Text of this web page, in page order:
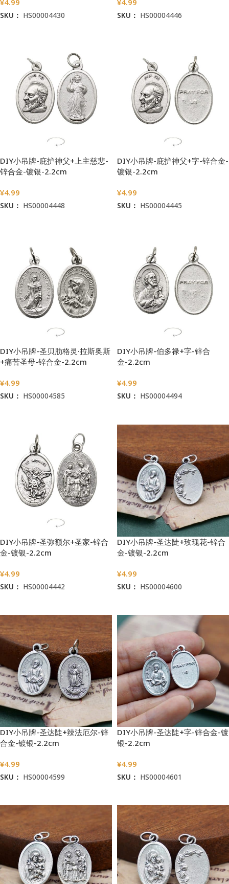
SKU： HS00004430 SKU： HS00004446
DIY小吊牌-庇护神父+上主慈悲-
锌合金-镀银-2.2cm
¥4.99
SKU： HS00004448
DIY小吊牌-庇护神父+字-锌合金-
镀银-2.2cm
¥4.99
SKU： HS00004445
DIY小吊牌-圣贝肋格灵·拉斯奥斯
+痛苦圣母-锌合金-2.2cm
¥4.99
SKU： HS00004585
DIY小吊牌-伯多禄+字-锌合
金-2.2cm
¥4.99
SKU： HS00004494
DIY小吊牌-圣弥额尔+圣家-锌合
金-镀银-2.2cm
¥4.99
SKU： HS00004442
DIY小吊牌-圣达陡+玫瑰花-锌合
金-镀银-2.2cm
¥4.99
SKU： HS00004600
DIY小吊牌-圣达陡+辣法厄尔-锌
合金-镀银-2.2cm
¥4.99
SKU： HS00004599
DIY小吊牌-圣达陡+字-锌合金-镀
银-2.2cm
¥4.99
SKU： HS00004601